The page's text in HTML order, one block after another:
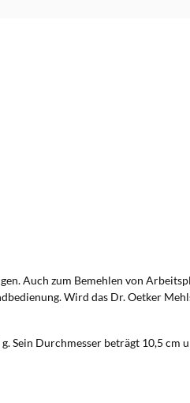
Auch zum Bemehlen von
Wird das Dr. Oetker
Durchmesser beträgt 10,5 cm